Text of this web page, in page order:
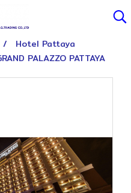
Hotel Pattaya
PALAZZO PATTAYA